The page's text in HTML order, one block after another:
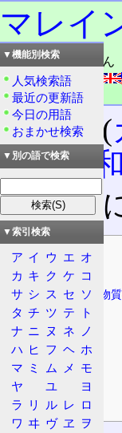
マレイ
読み：マレインさん
外語：Maleic acid
品詞：名詞
有機酸 (
の不飽
異性体
目次
物質の情報
誘導体、関連物
物質の特徴
安全性
危険性
有害性
環境影響
▼機能別検索
人気検索語
最近の更新語
今日の用語
おまかせ検索
▼別の語で検索
▼索引検索
ア イ ウ エ オ
カ キ ク ケ コ
サ シ ス セ ソ
タ チ ツ テ
ト
ナ ニ ヌ ネ
ノ
ハ ヒ フ ヘ ホ
マ ミ ム メ
モ
ヤ
ユ
ヨ
ラ
リ ル レ ロ
ワ ヰ ヴ ヱ
ヲ